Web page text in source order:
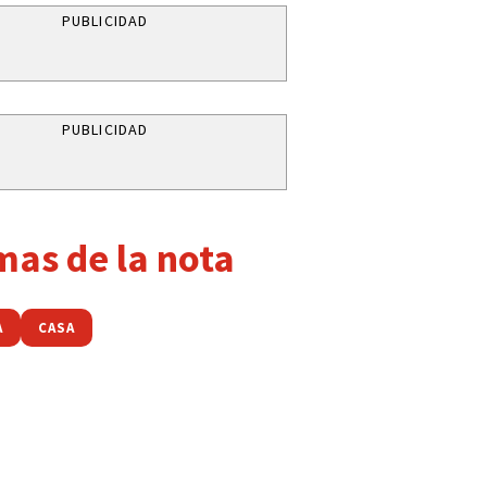
PUBLICIDAD
PUBLICIDAD
de la nota
CASA